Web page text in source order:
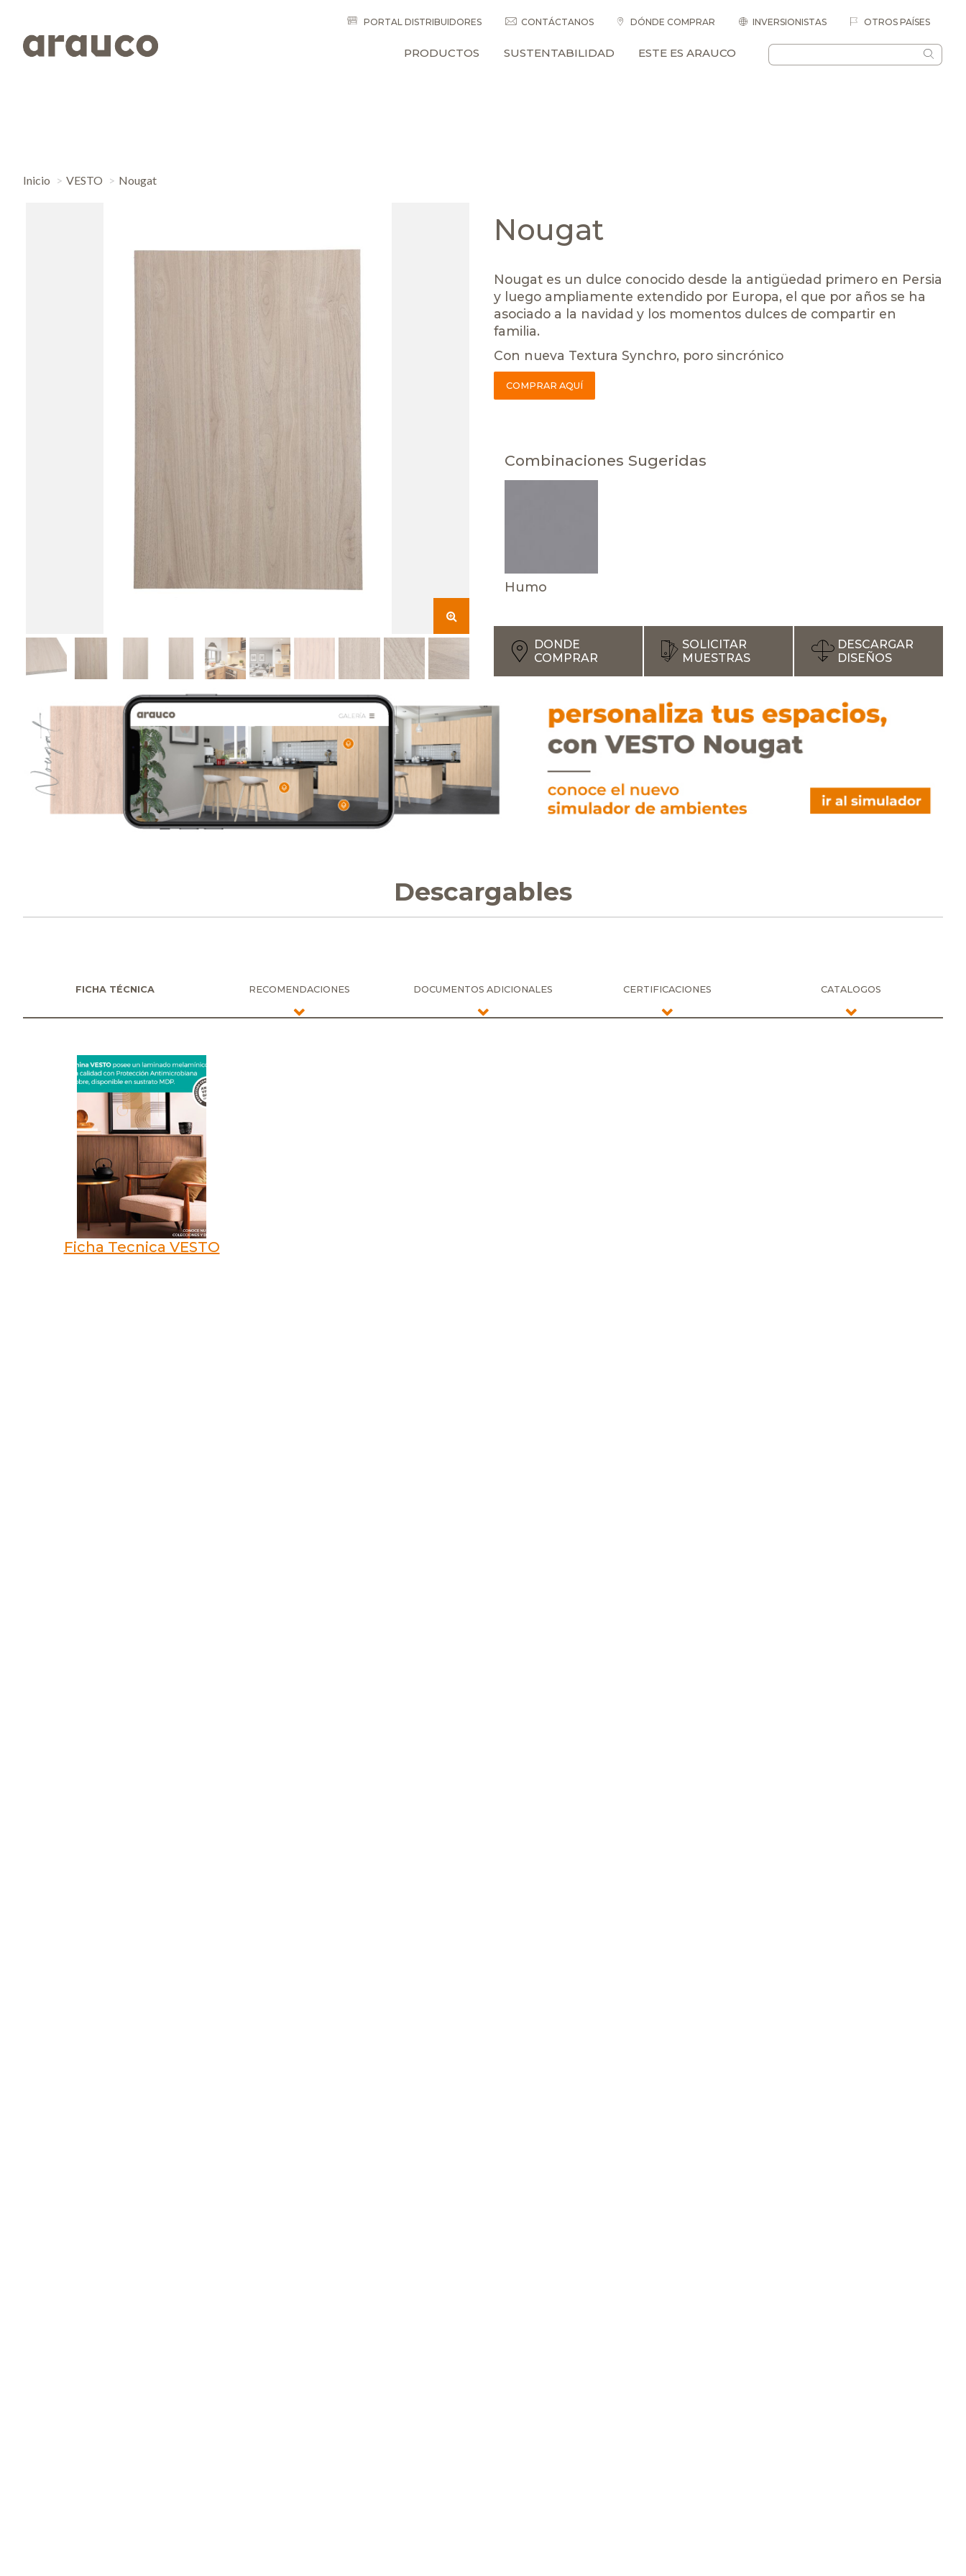
PORTAL DISTRIBUIDORES CONTÁCTANOS DÓNDE COMPRAR INVERSIONISTAS OTROS PAÍSES
PRODUCTOS SUSTENTABILIDAD ESTE ES ARAUCO
Inicio VESTO Nougat
Nougat
Nougat es un dulce conocido desde la antigüedad primero en Persia
y luego ampliamente extendido por Europa, el que por años se ha
asociado a la navidad y los momentos dulces de compartir en
familia.
Con nueva Textura Synchro, poro sincrónico
COMPRAR AQUÍ
Combinaciones Sugeridas
Humo
DONDE
COMPRAR
SOLICITAR
MUESTRAS
DESCARGAR
DISEÑOS
Descargables
FICHA TÉCNICA RECOMENDACIONES DOCUMENTOS ADICIONALES CERTIFICACIONES CATALOGOS
Ficha Tecnica VESTO